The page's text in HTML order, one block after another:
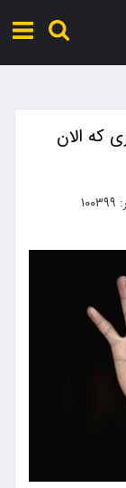
که الان